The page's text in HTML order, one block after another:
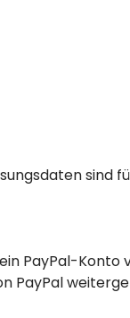
sind
PayPal-
PayPal